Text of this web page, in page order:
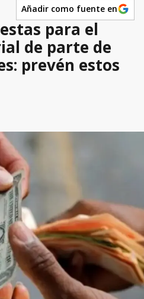
Añadir como fuente en
para el
de parte de
prevén estos